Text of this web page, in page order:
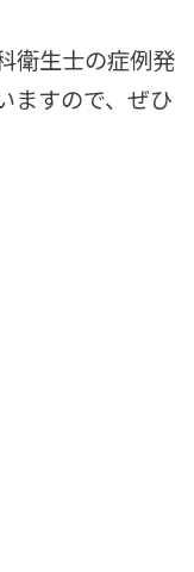
衛生士の症例発
ますので、ぜひ